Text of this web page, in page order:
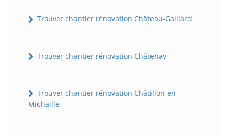
Trouver chantier rénovation Château-Gaillard
Trouver chantier rénovation Châtenay
Trouver chantier rénovation Châtillon-en-
Michaille